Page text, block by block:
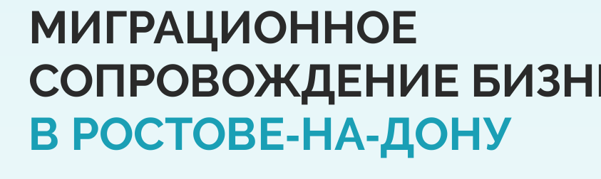
МИГРАЦИОННОЕ
СОПРОВОЖДЕНИЕ
В РОСТОВЕ‑НА‑ДОНУ